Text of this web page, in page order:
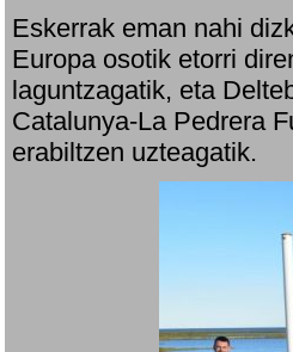
Eskerrak eman nahi
Europa osotik etorri
laguntzagatik, eta
Catalunya-La Pedrera
erabiltzen uzteagatik.